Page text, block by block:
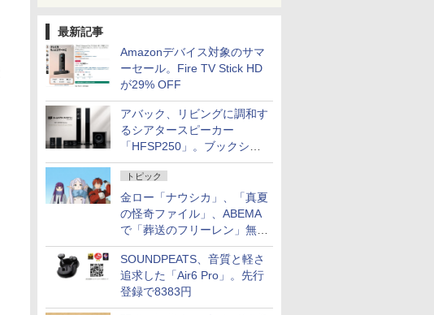
最新記事
Amazonデバイス対象のサマ
ーセール。Fire TV Stick HD
が29% OFF
アバック、リビングに調和す
るシアタースピーカー
「HFSP250」。ブックシェ
ルフはペア3万円以下
トピック
金ロー「ナウシカ」、「真夏
の怪奇ファイル」、ABEMA
で「葬送のフリーレン」無料
配信など。夏の特番・配信情
報
SOUNDPEATS、音質と軽さ
追求した「Air6 Pro」。先行
登録で8383円